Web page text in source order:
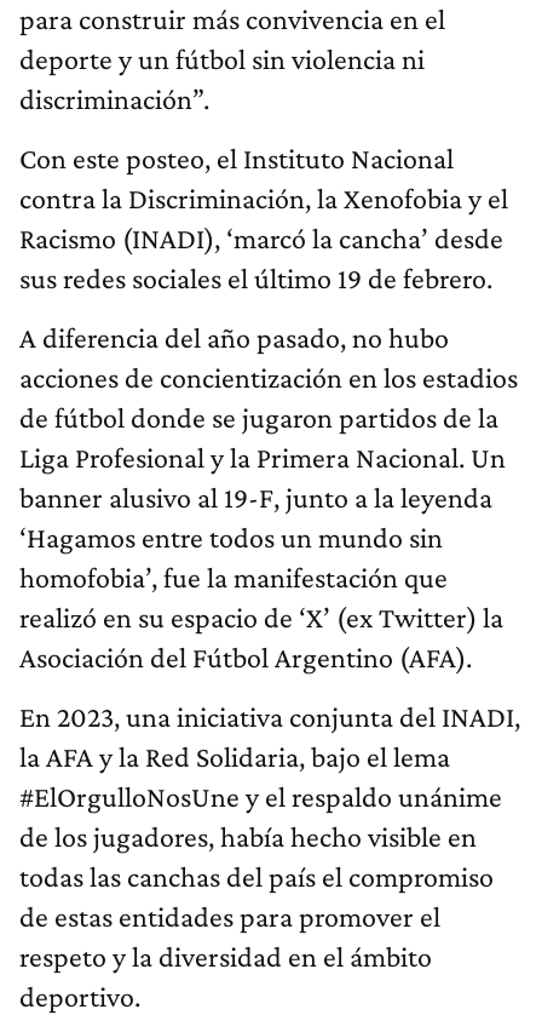
para construir más convivencia en el
deporte y un fútbol sin violencia ni
discriminación”.
Con este posteo, el Instituto Nacional
contra la Discriminación, la Xenofobia y el
Racismo (INADI), ‘marcó la cancha’ desde
sus redes sociales el último 19 de febrero.
A diferencia del año pasado, no hubo
acciones de concientización en los estadios
de fútbol donde se jugaron partidos de la
Liga Profesional y la Primera Nacional. Un
banner alusivo al 19-F, junto a la leyenda
‘Hagamos entre todos un mundo sin
homofobia’, fue la manifestación que
realizó en su espacio de ‘X’ (ex Twitter) la
Asociación del Fútbol Argentino (AFA).
En 2023, una iniciativa conjunta del INADI,
la AFA y la Red Solidaria, bajo el lema
#ElOrgulloNosUne y el respaldo unánime
de los jugadores, había hecho visible en
todas las canchas del país el compromiso
de estas entidades para promover el
respeto y la diversidad en el ámbito
deportivo.